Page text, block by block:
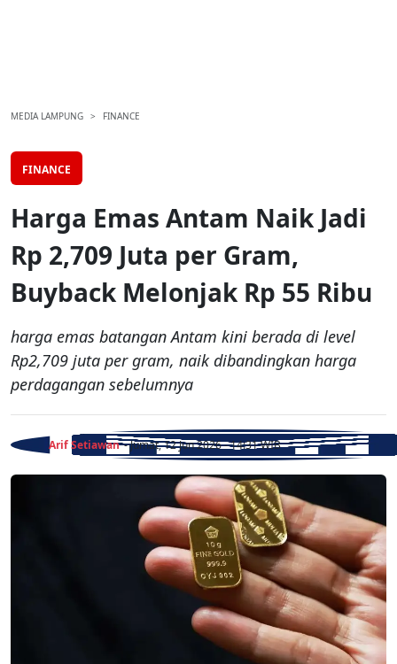
MEDIA LAMPUNG FINANCE
FINANCE
Harga Emas Antam Naik Jadi
Rp 2,709 Juta per Gram,
Buyback Melonjak Rp 55 Ribu
harga emas batangan Antam kini berada di level
Rp2,709 juta per gram, naik dibandingkan harga
perdagangan sebelumnya
Arif Setiawan - Jumat, 12 Jun 2026 - 14:31 WIB